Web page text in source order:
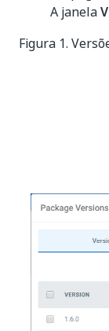
A janela
Figura 1.